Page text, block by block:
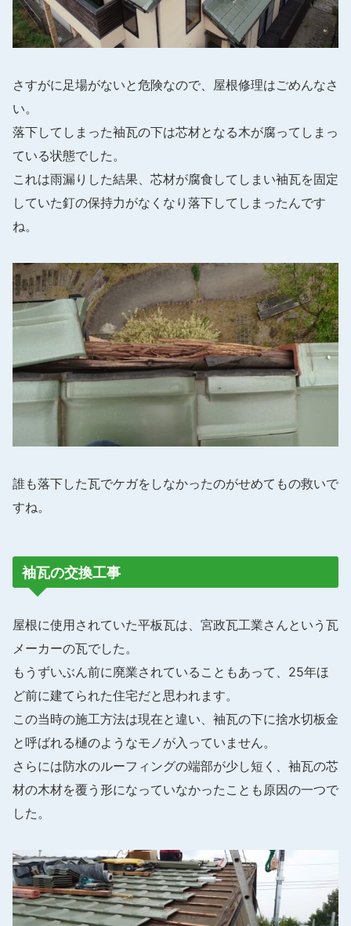
さすがに足場がないと危険なので、屋根修理はごめんなさ
い。
落下してしまった袖瓦の下は芯材となる木が腐ってしまっ
ている状態でした。
これは雨漏りした結果、芯材が腐食してしまい袖瓦を固定
していた釘の保持力がなくなり落下してしまったんです
ね。
誰も落下した瓦でケガをしなかったのがせめてもの救いで
すね。
袖瓦の交換工事
屋根に使用されていた平板瓦は、宮政瓦工業さんという瓦
メーカーの瓦でした。
もうずいぶん前に廃業されていることもあって、25年ほ
ど前に建てられた住宅だと思われます。
この当時の施工方法は現在と違い、袖瓦の下に捨水切板金
と呼ばれる樋のようなモノが入っていません。
さらには防水のルーフィングの端部が少し短く、袖瓦の芯
材の木材を覆う形になっていなかったことも原因の一つで
した。